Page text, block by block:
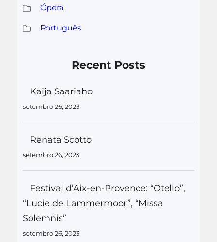
Ópera
Português
Recent Posts
Kaija Saariaho
setembro 26, 2023
Renata Scotto
setembro 26, 2023
Festival d’Aix-en-Provence: “Otello”,
“Lucie de Lammermoor”, “Missa
Solemnis”
setembro 26, 2023